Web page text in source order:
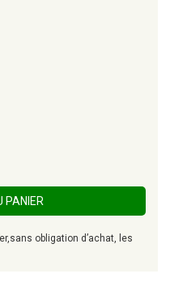
PANIER
obligation d’achat, les